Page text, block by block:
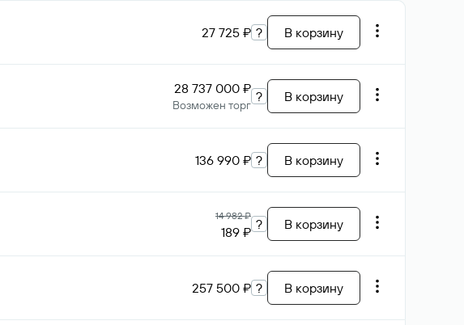
27 725 ₽ ? В корзину
28 737 000 ₽
Возможен торг
? В корзину
136 990 ₽ ? В корзину
14 982 ₽
189 ₽ ? В корзину
257 500 ₽ ? В корзину